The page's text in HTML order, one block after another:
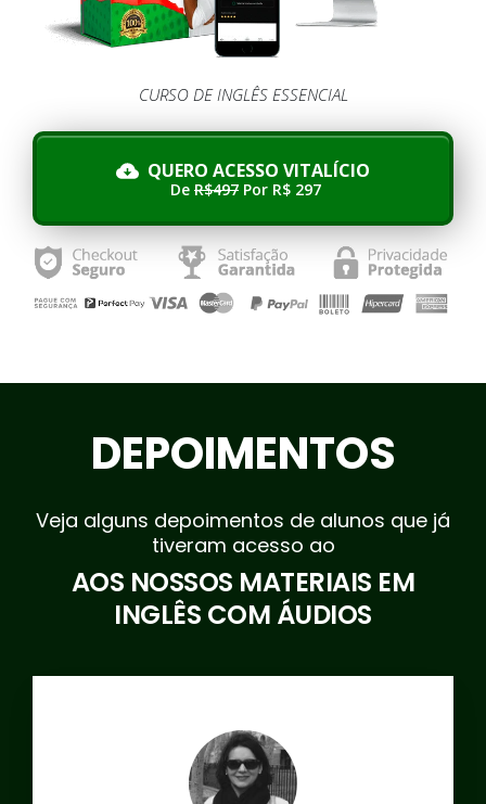
CURSO DE INGLÊS ESSENCIAL
QUERO ACESSO VITALÍCIO
De R$497 Por R$ 297
DEPOIMENTOS
Veja alguns depoimentos de alunos que já
tiveram acesso ao
AOS NOSSOS MATERIAIS EM
INGLÊS COM ÁUDIOS